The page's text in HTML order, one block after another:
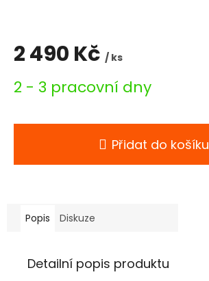
2 490 Kč / ks
cena:
2 - 3 pracovní dny
Přidat do košíku
Popis Diskuze
Detailní popis produktu